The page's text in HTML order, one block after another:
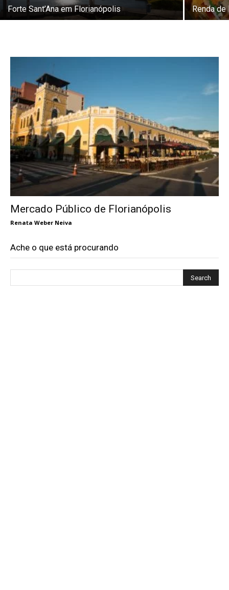
Forte Sant’Ana em Florianópolis Renda
Mercado Público de Florianópolis
Renata Weber Neiva
Ache o que está procurando